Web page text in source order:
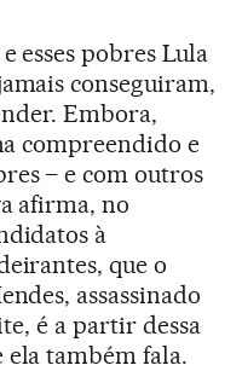
esses pobres Lula
conseguiram,
Embora,
compreendido e
– e com outros
afirma, no
à
que o
assassinado
é a partir dessa
também fala.